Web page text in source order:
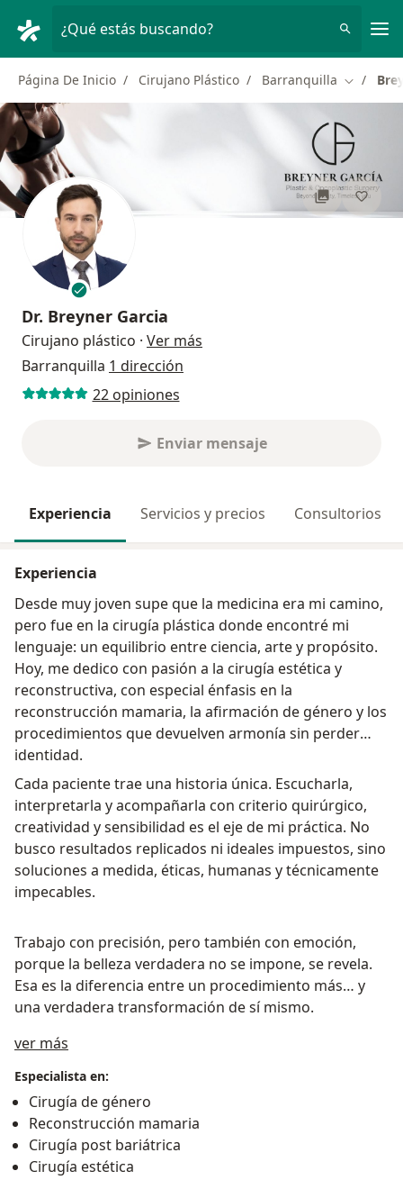
¿Qué estás buscando?
Página De Inicio Cirujano Plástico Barranquilla Cambiar
Dr. Breyner Garcia
Cirujano plástico · Ver más
Barranquilla 1 dirección
22 opiniones
Enviar mensaje
Experiencia Servicios y precios Consultorios
Experiencia
Desde muy joven supe que la medicina era mi camino,
pero fue en la cirugía plástica donde encontré mi
lenguaje: un equilibrio entre ciencia, arte y propósito.
Hoy, me dedico con pasión a la cirugía estética y
reconstructiva, con especial énfasis en la
reconstrucción mamaria, la afirmación de género y los
procedimientos que devuelven armonía sin perder
identidad.
Cada paciente trae una historia única. Escucharla,
interpretarla y acompañarla con criterio quirúrgico,
creatividad y sensibilidad es el eje de mi práctica. No
busco resultados replicados ni ideales impuestos, sino
soluciones a medida, éticas, humanas y técnicamente
impecables.
Trabajo con precisión, pero también con emoción,
porque la belleza verdadera no se impone, se revela.
Esa es la diferencia entre un procedimiento más… y
una verdadera transformación de sí mismo.
ver más
Especialista en:
Cirugía de género
Reconstrucción mamaria
Cirugía post bariátrica
Cirugía estética